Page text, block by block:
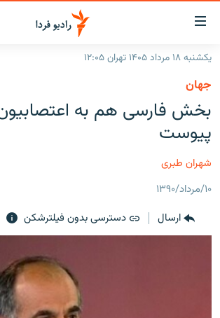
لینک‌های
قابلیت
دسترسی
بازگشت
منوی
اصلی
صفحه
ایران
جهان
رادیو
فرکانس‌ها
پادکست
چندرسانه‌ای
گزارش‌های تصویری
زنان فردا
یکشنبه ۱۸ مرداد ۱۴۰۵ تهران ۱۲:۰۵
جهان
بخش فارسی هم به
پیوست
شهران طبری
۱۰/مرداد/۱۳۹۰
ارسال
دسترسی بدون فیلترشکن